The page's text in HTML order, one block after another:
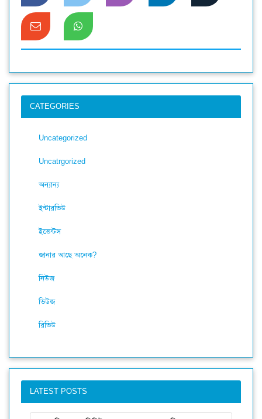
CATEGORIES
Uncategorized
Uncatrgorized
অন্যান্য
ইন্টারভিউ
ইভেন্টস
জানার আছে অনেক?
নিউজ
ভিউজ
রিভিউ
LATEST POSTS